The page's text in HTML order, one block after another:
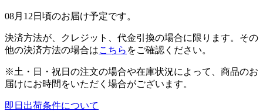
08月12日頃のお届け予定です。
決済方法が、クレジット、代金引換の場合に限ります。その
他の決済方法の場合はこちら をご確認ください。
※土・日・祝日の注文の場合や在庫状況によって、商品のお
届けにお時間をいただく場合がございます。
即日出荷条件について